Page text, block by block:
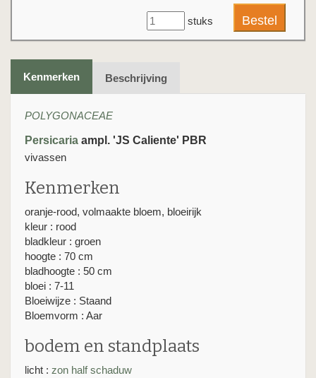
stuks
Kenmerken Beschrijving
POLYGONACEAE
Persicaria ampl. 'JS Caliente' PBR
vivassen
Kenmerken
oranje-rood, volmaakte bloem, bloeirijk
kleur : rood
bladkleur : groen
hoogte : 70 cm
bladhoogte : 50 cm
bloei : 7-11
Bloeiwijze : Staand
Bloemvorm : Aar
bodem en standplaats
licht : zon half schaduw